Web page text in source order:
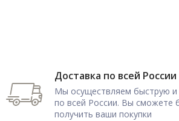
Доставка по всей России
Мы осуществляем быструю и
по всей России. Вы сможете
получить ваши покупки